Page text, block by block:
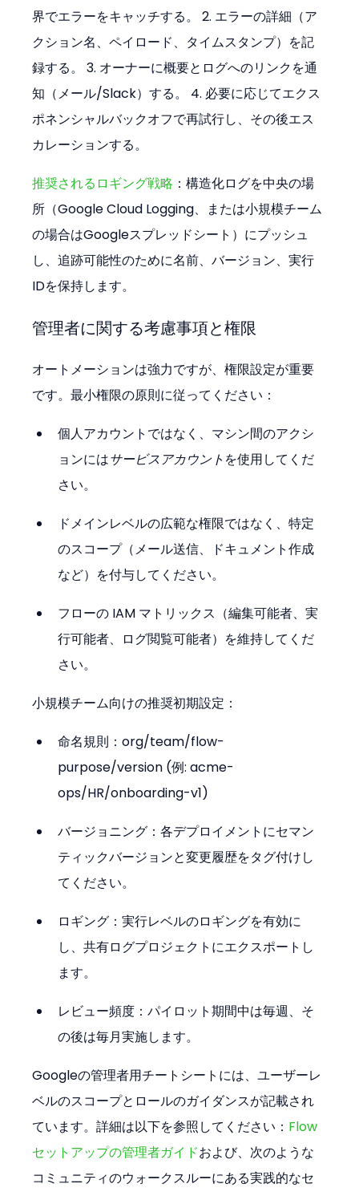
界でエラーをキャッチする。 2. エラーの詳細（ア
クション名、ペイロード、タイムスタンプ）を記
録する。 3. オーナーに概要とログへのリンクを通
知（メール/Slack）する。 4. 必要に応じてエクス
ポネンシャルバックオフで再試行し、その後エス
カレーションする。
推奨されるロギング戦略 ：構造化ログを中央の場
所（Google Cloud Logging、または小規模チーム
の場合はGoogleスプレッドシート）にプッシュ
し、追跡可能性のために名前、バージョン、実行
IDを保持します。
管理者に関する考慮事項と権限
オートメーションは強力ですが、権限設定が重要
です。最小権限の原則に従ってください：
個人アカウントではなく、マシン間のアクシ
ョンにはサービスアカウント を使用してくだ
さい。
ドメインレベルの広範な権限ではなく、特定
のスコープ（メール送信、ドキュメント作成
など）を付与してください。
フローの IAM マトリックス（編集可能者、実
行可能者、ログ閲覧可能者）を維持してくだ
さい。
小規模チーム向けの推奨初期設定：
命名規則：org/team/flow-
purpose/version (例: acme-
ops/HR/onboarding-v1)
バージョニング：各デプロイメントにセマン
ティックバージョンと変更履歴をタグ付けし
てください。
ロギング：実行レベルのロギングを有効に
し、共有ログプロジェクトにエクスポートし
ます。
レビュー頻度：パイロット期間中は毎週、そ
の後は毎月実施します。
Googleの管理者用チートシートには、ユーザーレ
ベルのスコープとロールのガイダンスが記載され
ています。詳細は以下を参照してください： Flow
セットアップの管理者ガイドおよび、次のような
コミュニティのウォークスルーにある実践的なセ